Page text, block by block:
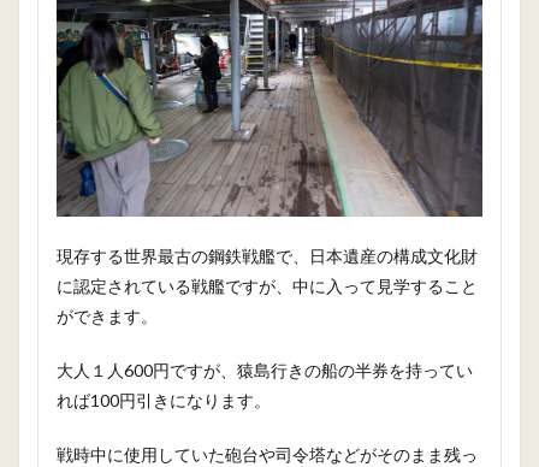
現存する世界最古の鋼鉄戦艦で、日本遺産の構成文化財
に認定されている戦艦ですが、中に入って見学すること
ができます。
大人１人600円ですが、猿島行きの船の半券を持ってい
れば100円引きになります。
戦時中に使用していた砲台や司令塔などがそのまま残っ